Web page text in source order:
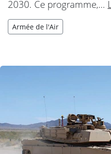
2030. Ce programme,…
Armée de l'Air